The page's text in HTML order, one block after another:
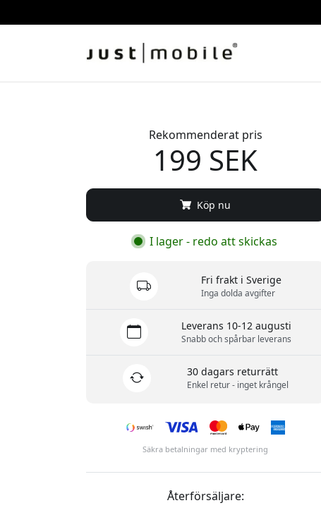
Rekommenderat pris
199 SEK
Köp nu
I lager - redo att skickas
Fri frakt i Sverige
Inga dolda avgifter
Leverans 10-12 augusti
Snabb och spårbar leverans
30 dagars returrätt
Enkel retur - inget krångel
Säkra betalningar med kryptering
Återförsäljare: